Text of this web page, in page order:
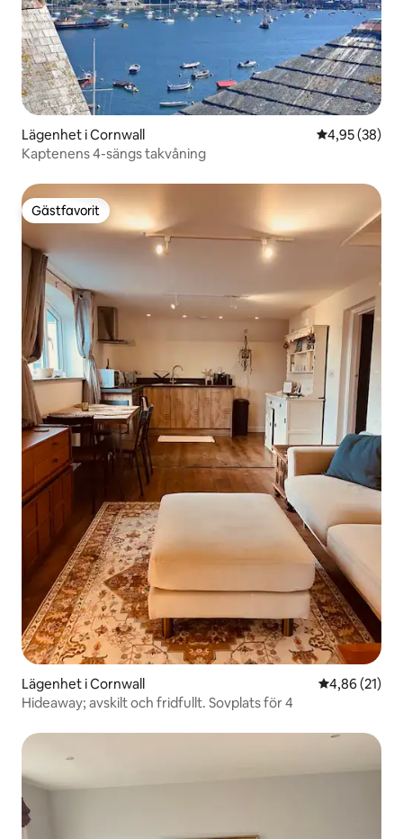
Lägenhet i Cornwall 4,95 av 5 i
4,95 (38)
Kaptenens 4-sängs takvåning
Gästfavorit
Gästfavorit
Lägenhet i Cornwall 4,86 av 5 i
4,86 (21)
Hideaway; avskilt och fridfullt. Sovplats för 4